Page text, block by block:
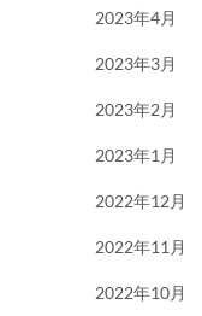
2023年4月
2023年3月
2023年2月
2023年1月
2022年12月
2022年11月
2022年10月